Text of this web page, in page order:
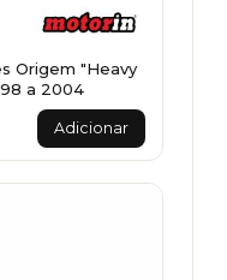
Origem "Heavy
a 2004
Adicionar